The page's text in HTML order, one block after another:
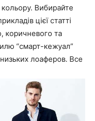
Вибирайте
цієї статті
коричневого та
“смарт-кежуал”
лоаферов. Все